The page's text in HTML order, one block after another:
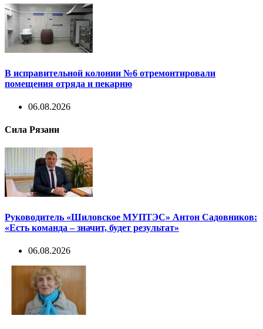
В исправительной колонии №6 отремонтировали
помещения отряда и пекарню
06.08.2026
Сила Рязани
Руководитель «Шиловское МУПТЭС» Антон Садовников:
«Есть команда – значит, будет результат»
06.08.2026